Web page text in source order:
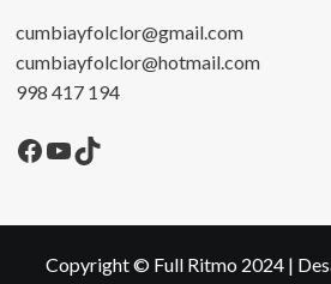
cumbiayfolclor@gmail.com
cumbiayfolclor@hotmail.com
998 417 194
Facebook
YouTube
TikTok
Copyright © Full Ritmo 2024 |